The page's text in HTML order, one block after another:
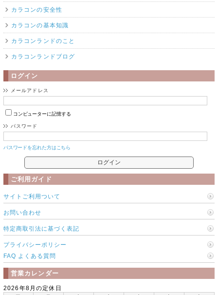
カラコンの安全性
カラコンの基本知識
カラコンランドのこと
カラコンランドブログ
ログイン
メールアドレス
コンピューターに記憶する
パスワード
パスワードを忘れた方はこちら
ご利用ガイド
サイトご利用ついて
お問い合わせ
特定商取引法に基づく表記
プライバシーポリシー
FAQ よくある質問
営業カレンダー
2026年8月の定休日